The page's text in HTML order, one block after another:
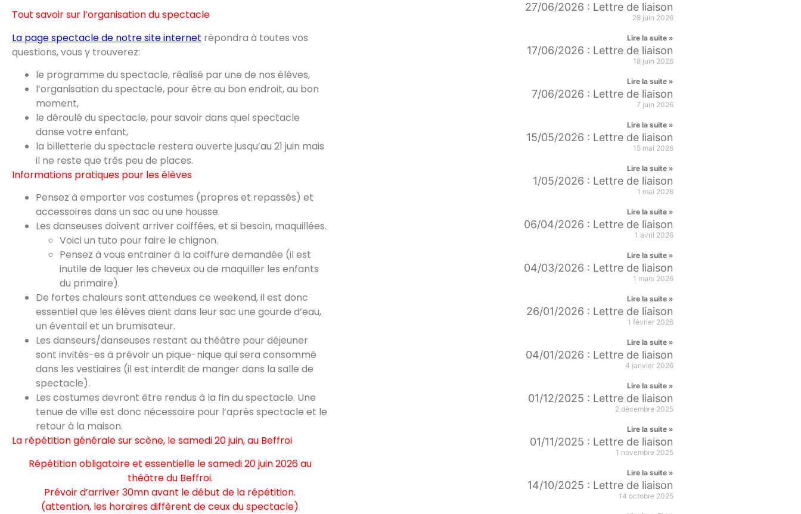
Tout savoir sur l’organisation du spectacle
La page spectacle de notre site internet répondra à toutes vos
questions, vous y trouverez:
le programme du spectacle, réalisé par une de nos élèves,
l’organisation du spectacle, pour être au bon endroit, au bon
moment,
le déroulé du spectacle, pour savoir dans quel spectacle
danse votre enfant,
la billetterie du spectacle restera ouverte jusqu’au 21 juin mais
il ne reste que très peu de places.
Informations pratiques pour les élèves
Pensez à emporter vos costumes (propres et repassés) et
accessoires dans un sac ou une housse.
Les danseuses doivent arriver coiffées, et si besoin, maquillées.
Voici un tuto pour faire le chignon.
Pensez à vous entrainer à la coiffure demandée (il est
inutile de laquer les cheveux ou de maquiller les enfants
du primaire).
De fortes chaleurs sont attendues ce weekend, il est donc
essentiel que les élèves aient dans leur sac une gourde d’eau,
un éventail et un brumisateur.
Les danseurs/danseuses restant au théâtre pour déjeuner
sont invités-es à prévoir un pique-nique qui sera consommé
dans les vestiaires (il est interdit de manger dans la salle de
spectacle).
Les costumes devront être rendus à la fin du spectacle. Une
tenue de ville est donc nécessaire pour l’après spectacle et le
retour à la maison.
La répétition générale sur scène, le samedi 20 juin, au Beffroi
Répétition obligatoire et essentielle le samedi 20 juin 2026 au
théâtre du Beffroi.
Prévoir d’arriver 30mn avant le début de la répétition.
(attention, les horaires diffèrent de ceux du spectacle)
27/06/2026 : Lettre de liaison
28 juin 2026
Lire la suite »
17/06/2026 : Lettre de liaison
18 juin 2026
Lire la suite »
7/06/2026 : Lettre de liaison
7 juin 2026
Lire la suite »
15/05/2026 : Lettre de liaison
15 mai 2026
Lire la suite »
1/05/2026 : Lettre de liaison
1 mai 2026
Lire la suite »
06/04/2026 : Lettre de liaison
1 avril 2026
Lire la suite »
04/03/2026 : Lettre de liaison
1 mars 2026
Lire la suite »
26/01/2026 : Lettre de liaison
1 février 2026
Lire la suite »
04/01/2026 : Lettre de liaison
4 janvier 2026
Lire la suite »
01/12/2025 : Lettre de liaison
2 décembre 2025
Lire la suite »
01/11/2025 : Lettre de liaison
1 novembre 2025
Lire la suite »
14/10/2025 : Lettre de liaison
14 octobre 2025